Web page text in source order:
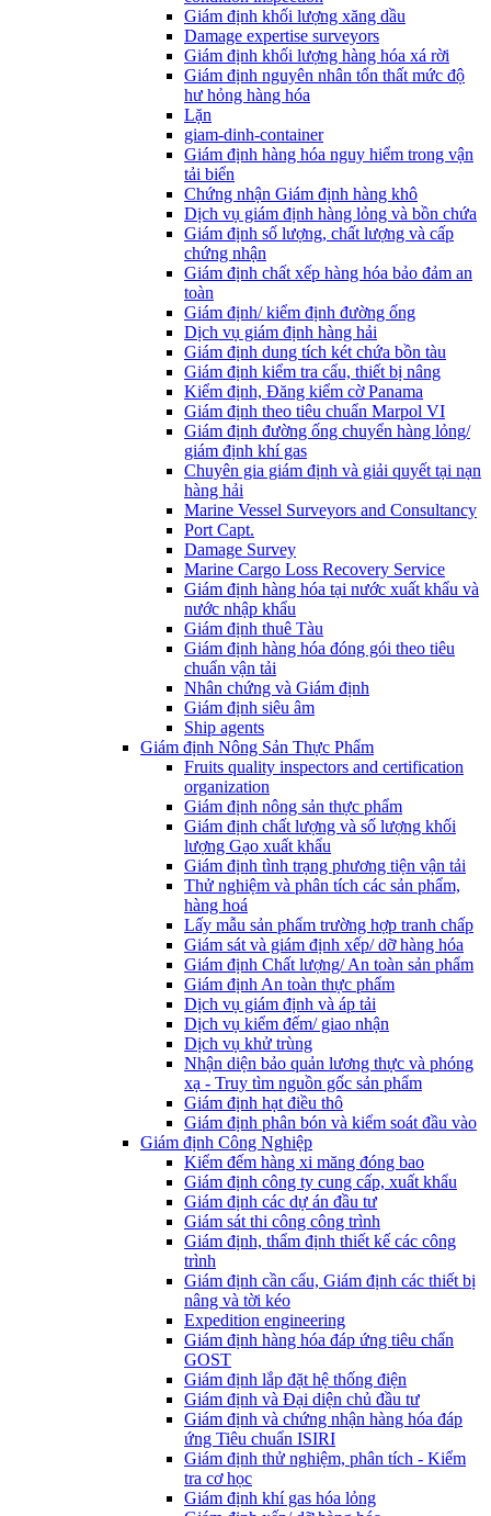
Giám định khối lượng xăng dầu
Damage expertise surveyors
Giám định khối lượng hàng hóa xá rời
Giám định nguyên nhân tổn thất mức độ
hư hỏng hàng hóa
Lặn
giam-dinh-container
Giám định hàng hóa nguy hiểm trong vận
tải biển
Chứng nhận Giám định hàng khô
Dịch vụ giám định hàng lỏng và bồn chứa
Giám định số lượng, chất lượng và cấp
chứng nhận
Giám định chất xếp hàng hóa bảo đảm an
toàn
Giám định/ kiểm định đường ống
Dịch vụ giám định hàng hải
Giám định dung tích két chứa bồn tàu
Giám định kiểm tra cẩu, thiết bị nâng
Kiểm định, Đăng kiểm cờ Panama
Giám định theo tiêu chuẩn Marpol VI
Giám định đường ống chuyển hàng lỏng/
giám định khí gas
Chuyên gia giám định và giải quyết tại nạn
hàng hải
Marine Vessel Surveyors and Consultancy
Port Capt.
Damage Survey
Marine Cargo Loss Recovery Service
Giám định hàng hóa tại nước xuất khẩu và
nước nhập khẩu
Giám định thuê Tàu
Giám định hàng hóa đóng gói theo tiêu
chuẩn vận tải
Nhân chứng và Giám định
Giám định siêu âm
Ship agents
Giám định Nông Sản Thực Phẩm
Fruits quality inspectors and certification
organization
Giám định nông sản thực phẩm
Giám định chất lượng và số lượng khối
lượng Gạo xuất khẩu
Giám định tình trạng phương tiện vận tải
Thử nghiệm và phân tích các sản phẩm,
hàng hoá
Lấy mẫu sản phẩm trường hợp tranh chấp
Giám sát và giám định xếp/ dỡ hàng hóa
Giám định Chất lượng/ An toàn sản phẩm
Giám định An toàn thực phẩm
Dịch vụ giám định và áp tải
Dịch vụ kiểm đếm/ giao nhận
Dịch vụ khử trùng
Nhận diện bảo quản lương thực và phóng
xạ - Truy tìm nguồn gốc sản phẩm
Giám định hạt điều thô
Giám định phân bón và kiểm soát đầu vào
Giám định Công Nghiệp
Kiểm đếm hàng xi măng đóng bao
Giám định công ty cung cấp, xuất khẩu
Giám định các dự án đầu tư
Giám sát thi công công trình
Giám định, thẩm định thiết kế các công
trình
Giám định cần cẩu, Giám định các thiết bị
nâng và tời kéo
Expedition engineering
Giám định hàng hóa đáp ứng tiêu chẩn
GOST
Giám định lắp đặt hệ thống điện
Giám định và Đại diện chủ đầu tư
Giám định và chứng nhận hàng hóa đáp
ứng Tiêu chuẩn ISIRI
Giám định thử nghiệm, phân tích - Kiểm
tra cơ học
Giám định khí gas hóa lỏng